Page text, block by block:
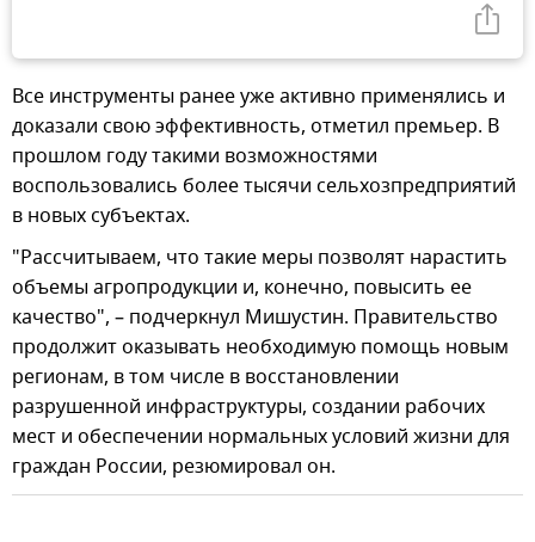
Все инструменты ранее уже активно применялись и
доказали свою эффективность, отметил премьер. В
прошлом году такими возможностями
воспользовались более тысячи сельхозпредприятий
в новых субъектах.
"Рассчитываем, что такие меры позволят нарастить
объемы агропродукции и, конечно, повысить ее
качество", – подчеркнул Мишустин. Правительство
продолжит оказывать необходимую помощь новым
регионам, в том числе в восстановлении
разрушенной инфраструктуры, создании рабочих
мест и обеспечении нормальных условий жизни для
граждан России, резюмировал он.